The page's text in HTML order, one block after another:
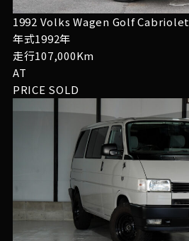
1992 Volks Wagen Golf Cabriolet
年式1992年
走行107,000Km
AT
PRICE SOLD